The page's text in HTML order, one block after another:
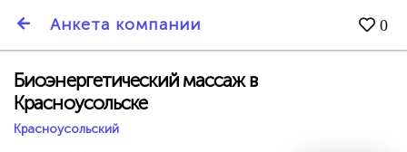
SmartBarter.ru
Последние обновления
Анкета компании 0
Биоэнергетический массаж в
Красноусольске
Красноусольский